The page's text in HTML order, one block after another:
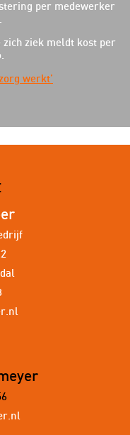
per medewerker
ziek meldt kost per
werkt’